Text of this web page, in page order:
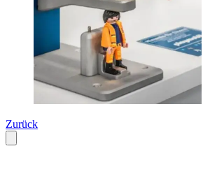
Zurück